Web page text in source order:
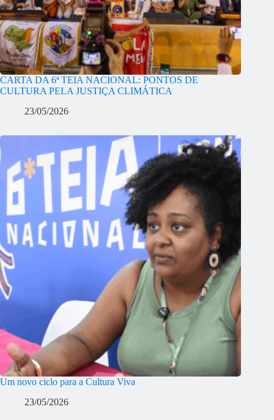
CARTA DA 6ª TEIA NACIONAL: PONTOS DE
CULTURA PELA JUSTIÇA CLIMÁTICA
23/05/2026
Um novo ciclo para a Cultura Viva
23/05/2026